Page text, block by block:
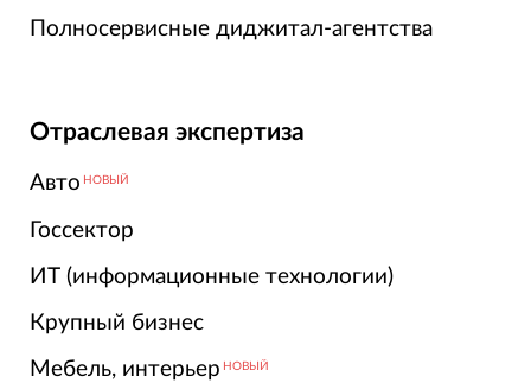
Полносервисные диджитал-агентства
Отраслевая экспертиза
Авто НОВЫЙ
Госсектор
ИТ (информационные технологии)
Крупный бизнес
Мебель, интерьер НОВЫЙ